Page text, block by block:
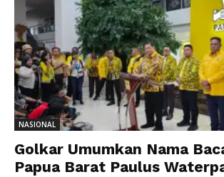
NASIONAL
Golkar Umumkan Nama
Papua Barat Paulus